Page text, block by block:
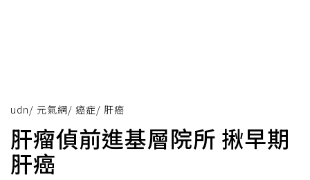
udn/ 元氣網/ 癌症/ 肝癌
肝瘤偵前進基層院所 揪早期
肝癌